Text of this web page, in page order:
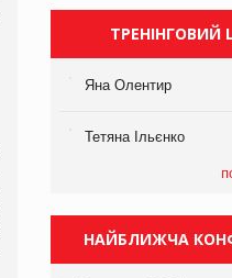
ТРЕНІНГОВИЙ
Яна Олентир
Тетяна Ільєнко
НАЙБЛИЖЧА